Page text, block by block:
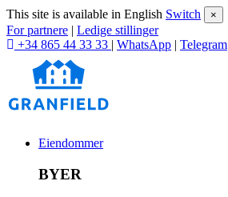
This site is available in English Switch ×
For partnere | Ledige stillinger
+34 865 44 33 33 | WhatsApp | Telegram
Eiendommer
BYER